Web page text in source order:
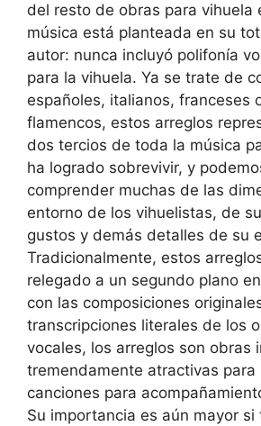
del resto de obras para vihuela
música está planteada en su
autor: nunca incluyó polifonía
para la vihuela. Ya se trate de
españoles, italianos, franceses
flamencos, estos arreglos
dos tercios de toda la música
ha logrado sobrevivir, y
comprender muchas de las
entorno de los vihuelistas, de
gustos y demás detalles de su
Tradicionalmente, estos
relegado a un segundo plano
con las composiciones
transcripciones literales de los
vocales, los arreglos son obras
tremendamente atractivas para
canciones para
Su importancia es aún mayor si